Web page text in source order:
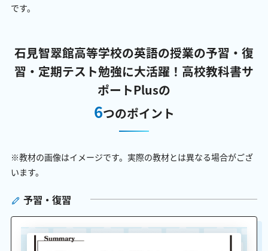
です。
石見智翠館高等学校の英語の授業の予習・復
習・定期テスト勉強に大活躍！ 高校教科書サ
ポートPlusの
6つのポイント
※教材の画像はイメージです。実際の教材とは異なる場合がござ
います。
予習・復習